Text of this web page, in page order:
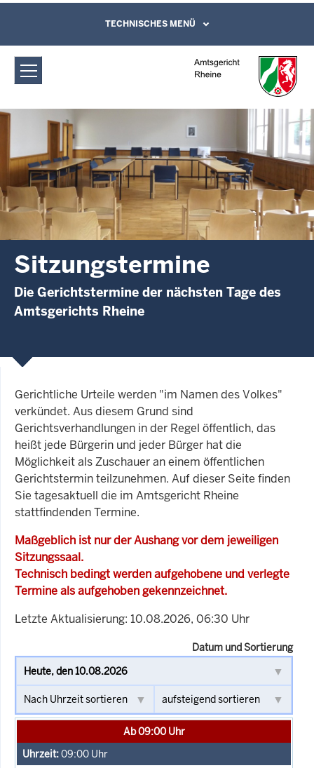
Amtsgericht Rheine: Sitzungstermine
Direkt zum Inhalt
Leichte Sprache, Gebärdensprachenvideo
und Kontaktformular
TECHNISCHES MENÜ
Sitzungstermine
Die Gerichtstermine der nächsten Tage des
Amtsgerichts Rheine
Gerichtliche Urteile werden "im Namen des Volkes"
verkündet. Aus diesem Grund sind
Gerichtsverhandlungen in der Regel öffentlich, das
heißt jede Bürgerin und jeder Bürger hat die
Möglichkeit als Zuschauer an einem öffentlichen
Gerichtstermin teilzunehmen. Auf dieser Seite finden
Sie tagesaktuell die im Amtsgericht Rheine
stattfindenden Termine.
Maßgeblich ist nur der Aushang vor dem jeweiligen
Sitzungssaal.
Technisch bedingt werden aufgehobene und verlegte
Termine als aufgehoben gekennzeichnet.
Letzte Aktualisierung: 10.08.2026, 06:30 Uhr
Datum und Sortierung
Ab 09:00 Uhr
09:00 Uhr